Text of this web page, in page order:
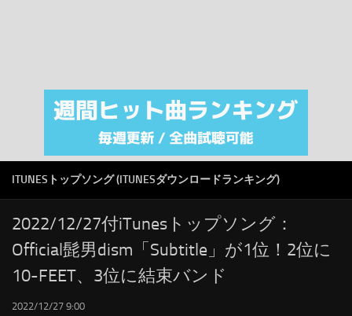
注目カテゴリ
オリジナルiTunes週間トップソング
RSS
LINKS
ITUNESトップソング (ITUNESダウンロードランキング)
2022/12/27付iTunesトップソング：
Official髭男dism「Subtitle」が1位！2位に
10-FEET、3位に結束バンド
2022/12/27 9:00